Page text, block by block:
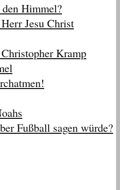
Himmel?
Jesu Christ
Kramp
Fußball sagen würde?